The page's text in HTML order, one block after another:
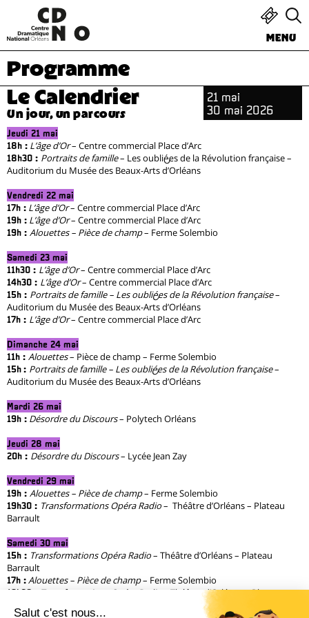
MENU
Programme
Le Calendrier
Un jour, un parcours
21 mai
30 mai 2026
Jeudi 21 mai
18h : L’âge d’Or– Centre commercial Place d’Arc
18h30 : Portraits de famille– Les oublié·es de la Révolution française –
Auditorium du Musée des Beaux-Arts d’Orléans
Vendredi 22 mai
17h : L’âge d’Or– Centre commercial Place d’Arc
19h : L’âge d’Or– Centre commercial Place d’Arc
19h : Alouettes – Pièce de champ– Ferme Solembio
Samedi 23 mai
11h30 : L’âge d’Or– Centre commercial Place d’Arc
14h30 : L’âge d’Or– Centre commercial Place d’Arc
15h : Portraits de famille – Les oublié·es de la Révolution française–
Auditorium du Musée des Beaux-Arts d’Orléans
17h : L’âge d’Or– Centre commercial Place d’Arc
Dimanche 24 mai
11h : Alouettes– Pièce de champ – Ferme Solembio
15h : Portraits de famille – Les oublié·es de la Révolution française–
Auditorium du Musée des Beaux-Arts d’Orléans
Mardi 26 mai
19h : Désordre du Discours– Polytech Orléans
Jeudi 28 mai
20h : Désordre du Discours– Lycée Jean Zay
Vendredi 29 mai
19h : Alouettes – Pièce de champ– Ferme Solembio
19h30 : Transformations Opéra Radio– Théâtre d’Orléans – Plateau
Barrault
Samedi 30 mai
15h : Transformations Opéra Radio– Théâtre d’Orléans – Plateau
Barrault
17h : Alouettes – Pièce de champ– Ferme Solembio
19h30 : Transformations Opéra Radio
– Théâtre d’Orléans – Plateau